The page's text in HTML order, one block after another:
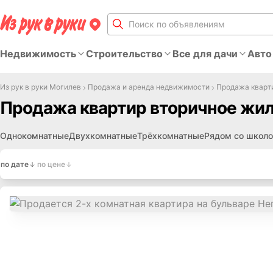
Недвижимость Строительство Все для дачи
Из рук в руки Могилев Продажа и аренда недвижимости Продажа
Продажа квартир вторичное
ОднокомнатныеДвухкомнатныеТрёхкомнатныеРядом со
по дате по цене